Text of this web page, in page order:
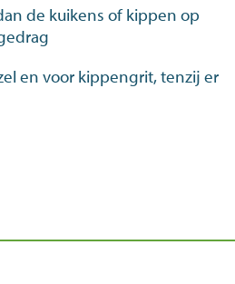
de kuikens of kippen op
en voor kippengrit, tenzij er